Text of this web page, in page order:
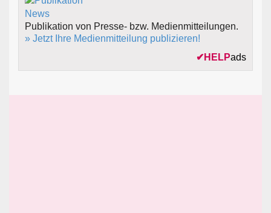
Publikation von Presse- bzw. Medienmitteilungen.
» Jetzt Ihre Medienmitteilung publizieren!
✔ HELPads